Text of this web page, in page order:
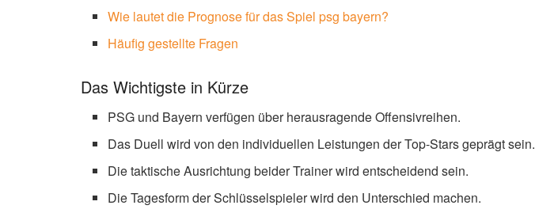
Wie lautet die Prognose für das Spiel psg bayern?
Häufig gestellte Fragen
Das Wichtigste in Kürze
PSG und Bayern verfügen über herausragende Offensivreihen.
Das Duell wird von den individuellen Leistungen der Top-Stars geprägt sein.
Die taktische Ausrichtung beider Trainer wird entscheidend sein.
Die Tagesform der Schlüsselspieler wird den Unterschied machen.